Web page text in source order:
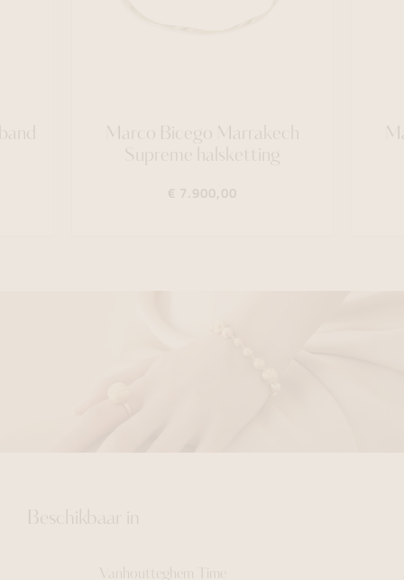
Marco Bicego Marrakech
Supreme halsketting
€ 7.900,00
Beschikbaar in
Vanhoutteghem Time